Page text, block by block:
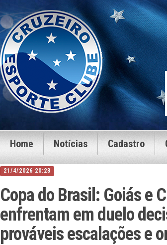
Home Notícias Cadastro
21/4/2026 20:23
Copa do Brasil: Goiás e
enfrentam em duelo
prováveis escalações e